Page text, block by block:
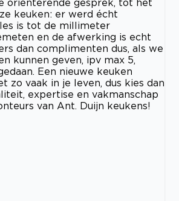
oriënterende gesprek, tot het
keuken: er werd écht
is tot de millimeter
en de afwerking is echt
dan complimenten dus, als we
kunnen geven, ipv max 5,
Een nieuwe keuken
zo vaak in je leven, dus kies dan
expertise en vakmanschap
van Ant. Duijn keukens!